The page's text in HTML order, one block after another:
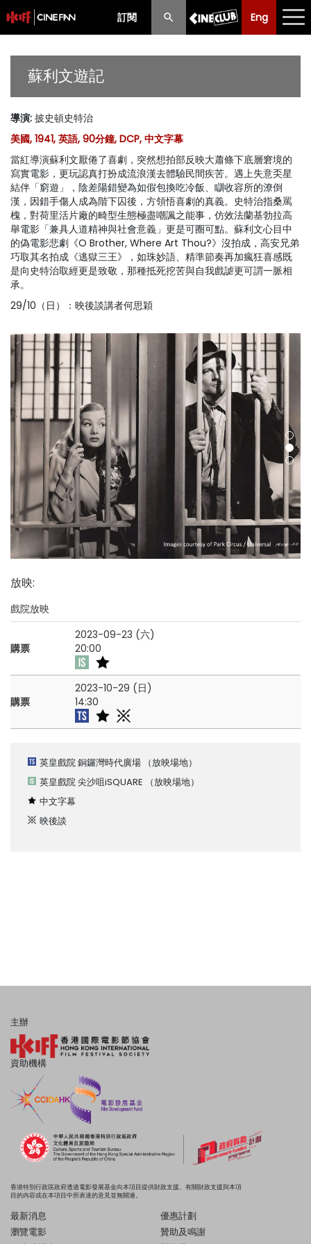
訂閱 Eng
Eng 中文
節目
購票須知
優惠計劃
前期節目
蘇利文遊記
導演: 披史頓史特治
美國, 1941, 英語, 90分鐘, DCP, 中文字幕
當紅導演蘇利文厭倦了喜劇，突然想拍部反映大蕭條下底層窘境的
寫實電影，更玩認真打扮成流浪漢去體驗民間疾苦。遇上失意奀星
結伴「窮遊」，陰差陽錯變為如假包換吃冷飯、瞓收容所的潦倒
漢，因錯手傷人成為階下囚後，方領悟喜劇的真義。史特治指桑罵
槐，對荷里活片廠的畸型生態極盡嘲諷之能事，仿效法蘭基勃拉高
舉電影「兼具人道精神與社會意義」更是可圈可點。蘇利文心目中
的偽電影悲劇《O Brother, Where Art Thou?》沒拍成，高安兄弟
巧取其名拍成《逃獄三王》，如珠妙語、精準節奏再加瘋狂喜感既
是向史特治取經更是致敬，那種抵死挖苦與自我戲謔更可謂一脈相
承。
29/10（日）：映後談講者何思穎
放映:
戲院放映
購票
2023-09-23 (六)
20:00
購票
2023-10-29 (日)
14:30
英皇戲院 銅鑼灣時代廣場 （放映場地）
英皇戲院 尖沙咀iSQUARE （放映場地）
中文字幕
映後談
主辦
資助機構
香港特別行政區政府透過電影發展基金向本項目提供財政支援。有關財政支援與本項
目的內容或在本項目中所表達的意見並無關連。
最新消息
瀏覽電影
優惠計劃
贊助及鳴謝